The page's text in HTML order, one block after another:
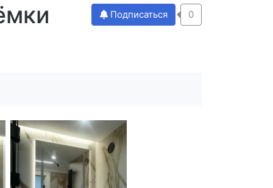
Подписаться 0